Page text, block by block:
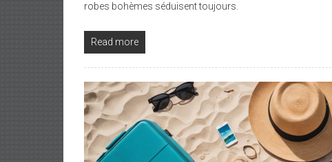
robes bohèmes séduisent toujours.
Read more